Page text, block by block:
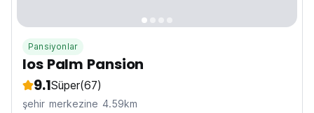
Pansiyonlar
Ios Palm Pansion
9.1Süper(67)
şehir merkezine 4.59km